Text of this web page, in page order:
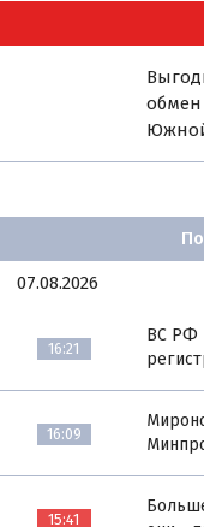
07.08.2026
16:21
ВС РФ
16:09
15:41